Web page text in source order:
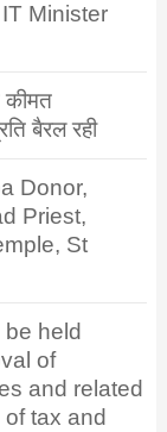
Minister
कीमत
बैरल रही
Donor,
Priest,
St
held
of
and related
tax and